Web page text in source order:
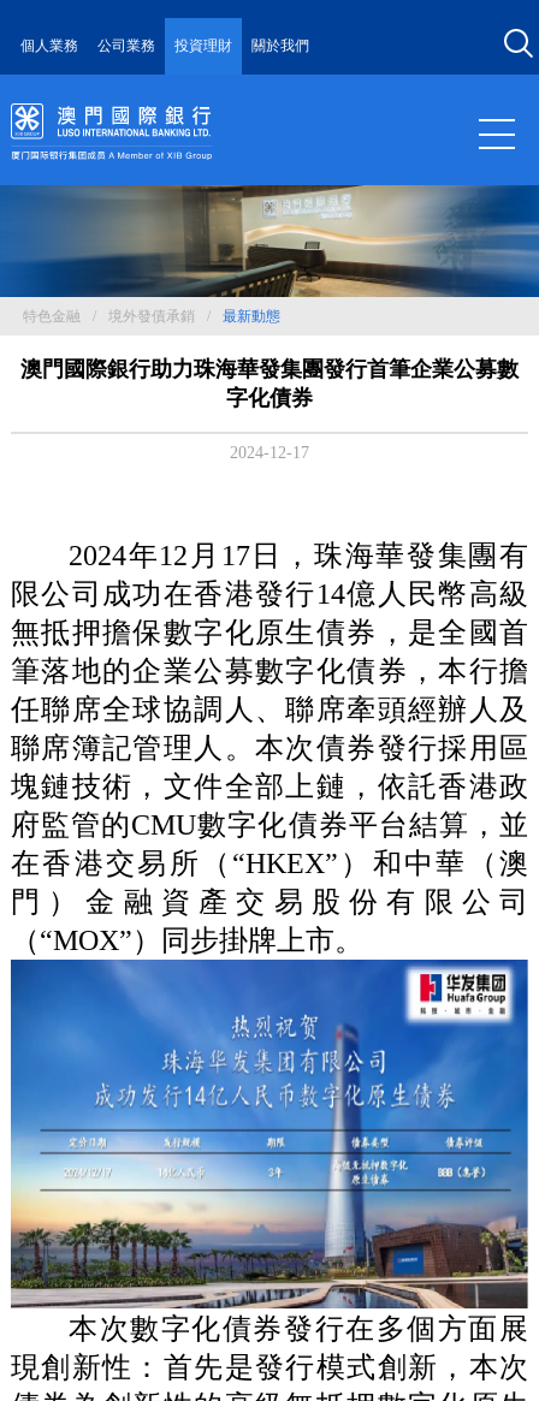
個人業務 公司業務 投資理財 關於我們
特色金融 / 境外發債承銷 / 最新動態
澳門國際銀行助力珠海華發集團發行首筆企業公募數
字化債券
2024-12-17
2024年12月17日，珠海華發集團有
限公司成功在香港發行14億人民幣高級
無抵押擔保數字化原生債券，是全國首
筆落地的企業公募數字化債券，本行擔
任聯席全球協調人、聯席牽頭經辦人及
聯席簿記管理人。本次債券發行採用區
塊鏈技術，文件全部上鏈，依託香港政
府監管的CMU數字化債券平台結算，並
在香港交易所（“HKEX”）和中華（澳
門）金融資產交易股份有限公司
（“MOX”）同步掛牌上市。
本次數字化債券發行在多個方面展
現創新性：首先是發行模式創新，本次